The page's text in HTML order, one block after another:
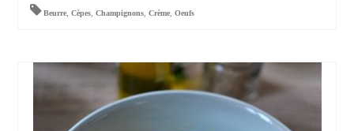
Beurre,Cèpes,Champignons,Crème,Oeufs